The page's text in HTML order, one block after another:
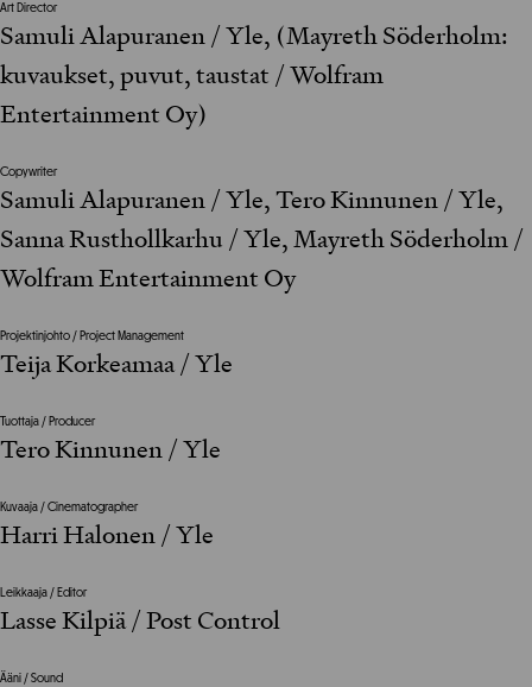
Art Director
Samuli Alapuranen / Yle, (Mayreth Söderholm:
kuvaukset, puvut, taustat / Wolfram
Entertainment Oy)
Copywriter
Samuli Alapuranen / Yle, Tero Kinnunen / Yle,
Sanna Rusthollkarhu / Yle, Mayreth Söderholm /
Wolfram Entertainment Oy
Projektinjohto / Project Management
Teija Korkeamaa / Yle
Tuottaja / Producer
Tero Kinnunen / Yle
Kuvaaja / Cinematographer
Harri Halonen / Yle
Leikkaaja / Editor
Lasse Kilpiä / Post Control
Ääni / Sound